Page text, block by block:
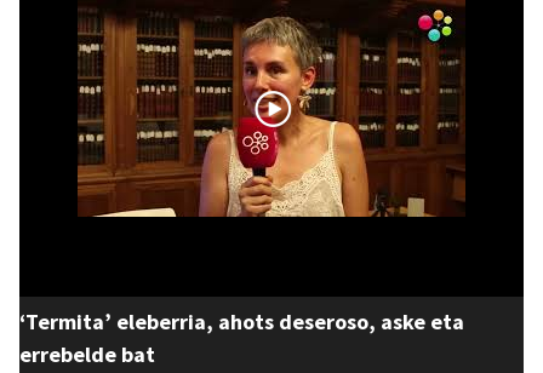
‘Termita’ eleberria, ahots deseroso, aske eta
errebelde bat